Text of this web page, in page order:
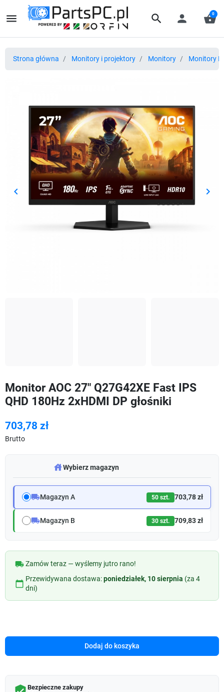
menu search person shopping_basket
0
Strona główna Monitory i projektory Monitory Monitory
Poprzedni
keyboard_arrow_left keyboard_arrow_right
Monitor AOC 27" Q27G42XE Fast IPS
QHD 180Hz 2xHDMI DP głośniki
703,78 zł
Brutto
warehouseWybierz magazyn
local_shippingMagazyn A 50 szt. 703,78 zł
local_shippingMagazyn B 30 szt. 709,83 zł
local_shippingZamów teraz — wyślemy jutro rano!
calendar_today
Przewidywana dostawa:poniedziałek, 10 sierpnia (za 4
dni)
Dodaj do koszyka
Bezpieczne zakupy